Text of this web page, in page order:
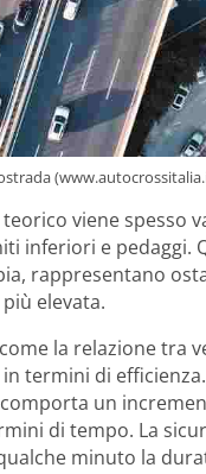
viene spesso
inferiori e pedaggi.
rappresentano
elevata.
la relazione tra
termini di
un
di tempo. La
minuto la